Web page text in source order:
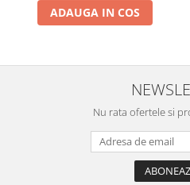
ADAUGA IN COS
Nu rata ofertele si